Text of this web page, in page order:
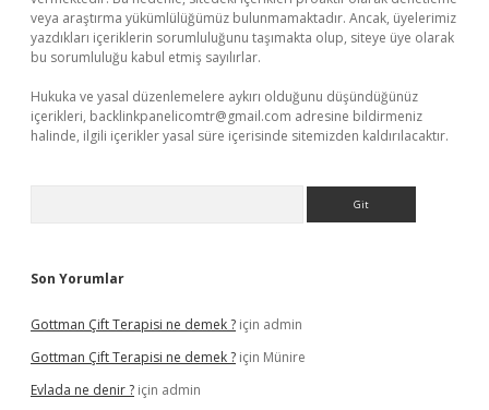
veya araştırma yükümlülüğümüz bulunmamaktadır. Ancak, üyelerimiz
yazdıkları içeriklerin sorumluluğunu taşımakta olup, siteye üye olarak
bu sorumluluğu kabul etmiş sayılırlar.
Hukuka ve yasal düzenlemelere aykırı olduğunu düşündüğünüz
içerikleri, backlinkpanelicomtr@gmail.com adresine bildirmeniz
halinde, ilgili içerikler yasal süre içerisinde sitemizden kaldırılacaktır.
Son Yorumlar
Gottman Çift Terapisi ne demek ? için admin
Gottman Çift Terapisi ne demek ? için Münire
Evlada ne denir ? için admin